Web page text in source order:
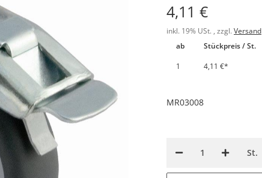
4,11 €
inkl. 19% USt. , zzgl. Versand
ab
Stückpreis / St.
1
4,11 €*
MR03008
St.